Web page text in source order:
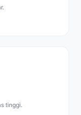
tinggi.